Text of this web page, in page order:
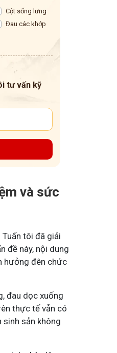
Cột sống lưng
Đau các khớp
tư vấn kỹ
và sức
tôi đã giải
đề này, nội dung
hưởng đên chức
đau dọc xuống
thực tế vẫn có
sản không